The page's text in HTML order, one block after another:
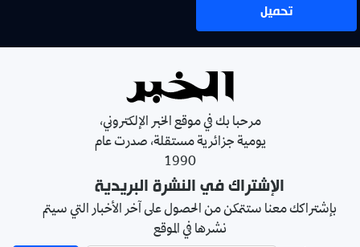
تحميل
مرحبا بك في موقع الخبر الإلكتروني،
يومية جزائرية مستقلة، صدرت عام
1990
الإشتراك في النشرة البريدية
بإشتراكك معنا ستتمكن من الحصول على آخر الأخبار التي سيتم
نشرها في الموقع